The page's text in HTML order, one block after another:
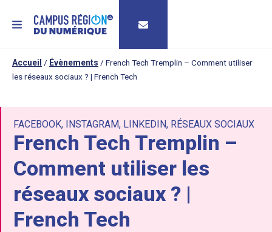
MENU
Accueil / Évènements / French Tech Tremplin – Comment utiliser
les réseaux sociaux ? | French Tech
FACEBOOK, INSTAGRAM, LINKEDIN, RÉSEAUX SOCIAUX
French Tech Tremplin –
Comment utiliser les
réseaux sociaux ? |
French Tech